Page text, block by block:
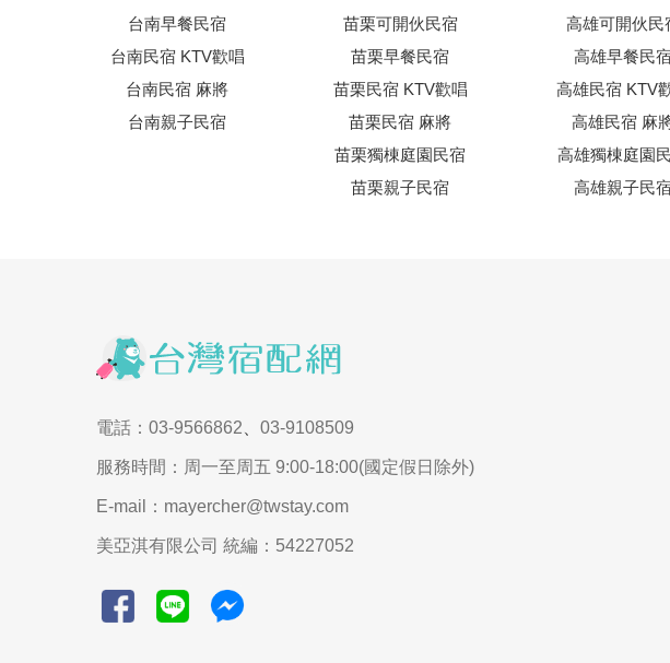
台南早餐民宿
台南民宿 KTV歡唱
台南民宿 麻將
台南親子民宿
苗栗可開伙民宿
苗栗早餐民宿
苗栗民宿 KTV歡唱
苗栗民宿 麻將
苗栗獨棟庭園民宿
苗栗親子民宿
高雄可開伙民
高雄早餐民宿
高雄民宿 KTV
高雄民宿 麻
高雄獨棟庭園
高雄親子民宿
電話：03-9566862 03-9108509
服務時間：周一至周五 9:00-18:00(國定假日除外)
E-mail：mayercher@twstay.com
美亞淇有限公司 統編：54227052